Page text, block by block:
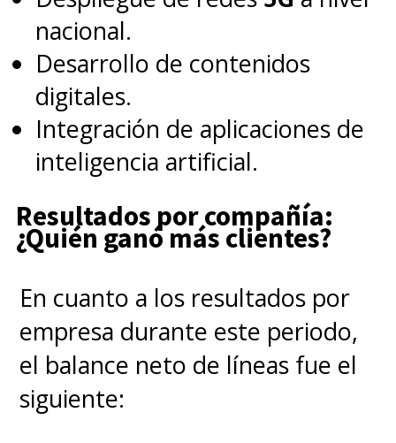
nacional.
Desarrollo de contenidos
digitales.
Integración de aplicaciones de
inteligencia artificial.
Resultados por compañía:
¿Quién ganó más clientes?
En cuanto a los resultados por
empresa durante este periodo,
el balance neto de líneas fue el
siguiente: